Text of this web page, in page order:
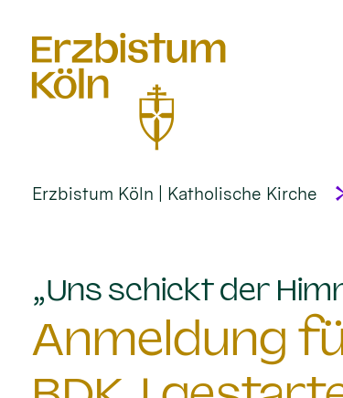
Erzbistum Köln | Katholische Kirche
„Uns schickt der
Anmeldung